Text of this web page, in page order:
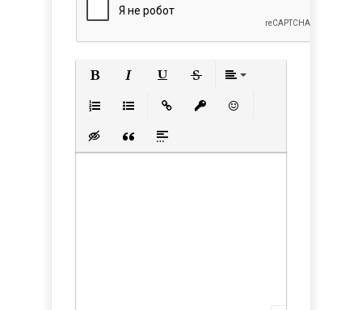
Вставка скрытого текста
Вставка цитаты
Вставка спойлера